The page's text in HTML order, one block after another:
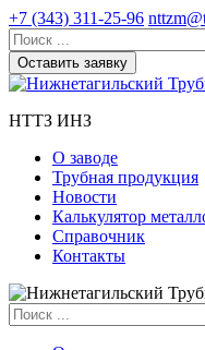
+7 (343) 311-25-96
Оставить заявку
НТТЗ ИНЗ
О заводе
Трубная продукция
Новости
Калькулятор
Справочник
Контакты